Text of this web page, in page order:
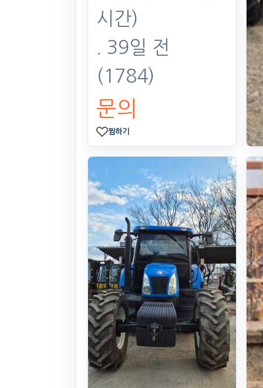
시간)
. 39일 전
(1784)
문의
찜하기
.